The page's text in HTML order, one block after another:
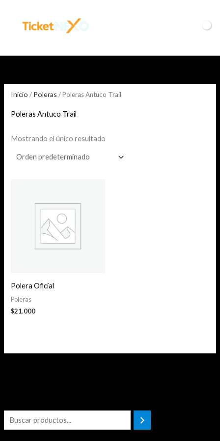
contenido
Inicio/ Poleras/ Poleras Antuco Trail
Poleras Antuco Trail
Mostrando el único resultado
Polera Oficial
Poleras
$21.000